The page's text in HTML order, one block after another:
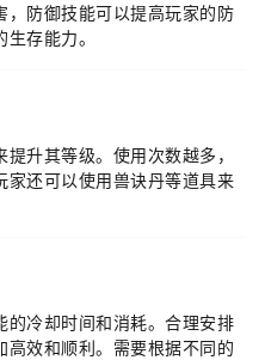
防御技能可以提高玩家的防
存能力。
升其等级。使用次数越多，
还可以使用兽诀丹等道具来
冷却时间和消耗。合理安排
效和顺利。需要根据不同的